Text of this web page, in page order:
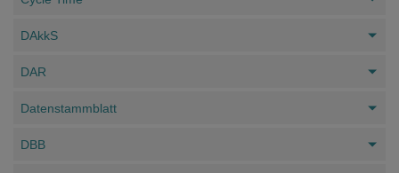
DAkkS
DAR
Datenstammblatt
DBB